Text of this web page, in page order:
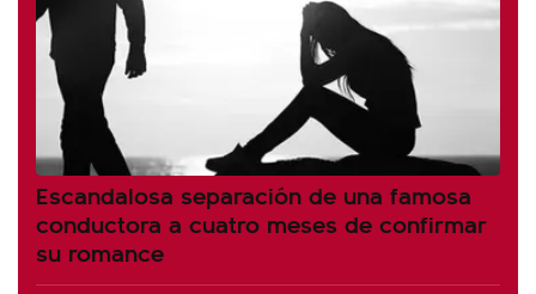
Escandalosa separación de una famosa
conductora a cuatro meses de confirmar
su romance